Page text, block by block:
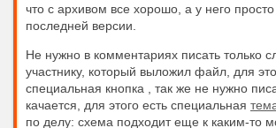
что с архивом все хорошо, а у него
последней версии.
Не нужно в комментариях писать только
участнику, который выложил файл, для
специальная кнопка , так же не нужно
качается, для этого есть специальная
по делу: схема подходит еще к каким-то